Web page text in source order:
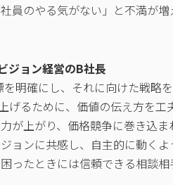
員のやる気がない」と不満が増
ジョン経営のB社長
明確にし、それに向けた戦略を
げるために、価値の伝え方を工
が上がり、価格競争に巻き込ま
ョンに共感し、自主的に動くよ
ったときには信頼できる相談相